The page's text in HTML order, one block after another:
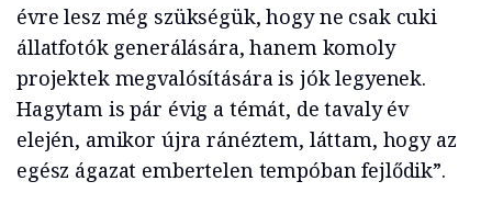
évre lesz még szükségük, hogy ne csak cuki
állatfotók generálására, hanem komoly
projektek megvalósítására is jók legyenek.
Hagytam is pár évig a témát, de tavaly év
elején, amikor újra ránéztem, láttam, hogy az
egész ágazat embertelen tempóban fejlődik”.